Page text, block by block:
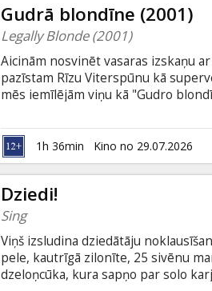
Gudrā blondīne (2001)
Legally Blonde (2001)
Aicinām nosvinēt vasaras izskaņu
pazīstam Rīzu Viterspūnu kā
mēs iemīlējām viņu kā "Gudro
Rikija Mārtina video, viņa
Ellas sirds ir tāda pati, kā viņas
Varneram.
1h 36min Kino no 29.07.2026
Dziedi!
Sing
Viņš izsludina dziedātāju
pele, kautrīgā zilonīte, 25 sivēnu
dzeloņcūka, kura sapņo par solo